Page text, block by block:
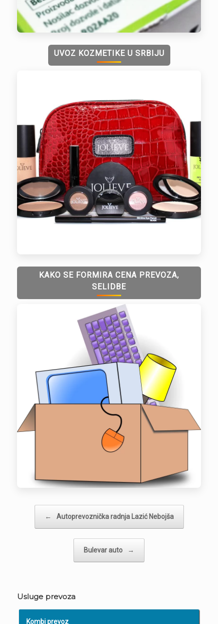
UVOZ KOZMETIKE U SRBIJU
KAKO SE FORMIRA CENA PREVOZA,
SELIDBE
←
Autoprevoznička radnja Lazić Nebojša
Bulevar auto →
Usluge prevoza
Kombi prevoz